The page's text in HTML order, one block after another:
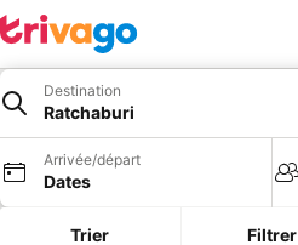
Destination
Ratchaburi
Arrivée/départ
Dates
Trier Filtrer